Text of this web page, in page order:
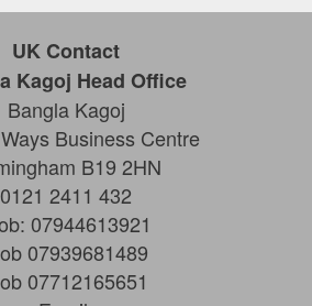
UK Contact
Kagoj Head Office
Bangla Kagoj
Business Centre
B19 2HN
0121 2411 432
07944613921
07939681489
07712165651